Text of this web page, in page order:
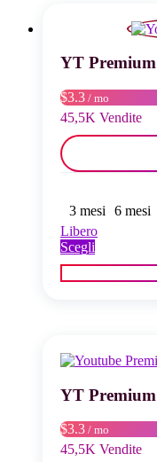
possono
scelte
pagina
del
prodotto
YT Premium
$3.3 / mo
45,5K Vendite
3 mesi 6 mesi
Libero
Scegli
prodotto
ha
possono
scelte
nella
pagina
del
prodotto
YT Premium
$3.3 / mo
45,5K Vendite